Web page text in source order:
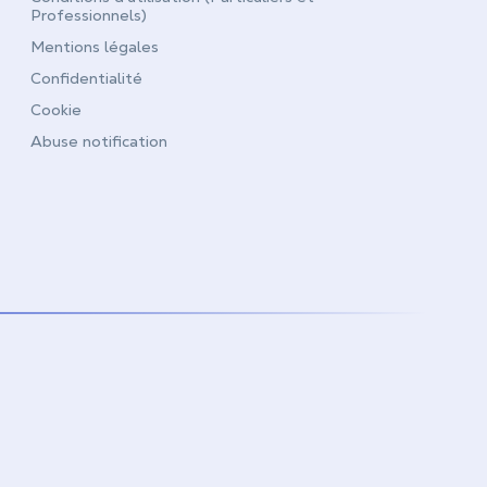
Professionnels)
Mentions légales
Confidentialité
Cookie
Abuse notification